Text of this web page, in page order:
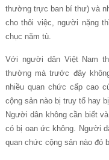
thường trực ban bí thư) và
cho thôi việc, người nặng
chục năm tù.
Với người dân Việt Nam
thường mà trước đây
nhiều quan chức cấp cao
cộng sản nào bị truy tố hay
Người dân không cần biết
có bị oan ức không. Người
quan chức cộng sản nào đó